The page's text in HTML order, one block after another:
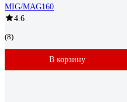
MIG/MAG160
4.6
(8)
В корзину